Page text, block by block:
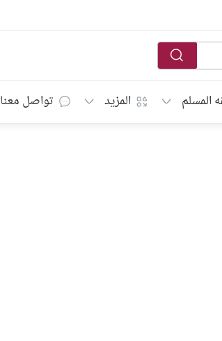
المسلم المزيد تواصل معنا